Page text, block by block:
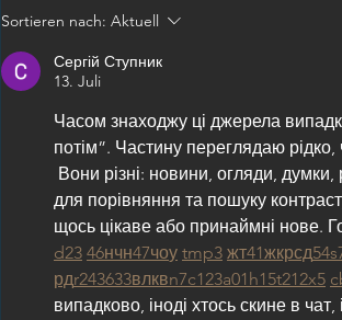
Sortieren nach: Aktuell
Сергій Ступник
13. Juli
Часом знаходжу ці джерела
потім”. Частину переглядаю
Вони різні: новини, огляди,
для порівняння та пошуку
щось цікаве або принаймні нове.
d23 46нчн47чоу tmp3 жт41жкрсд54
рдr243633влквn7c123a01 h15t212x5
випадково, іноді хтось скине в